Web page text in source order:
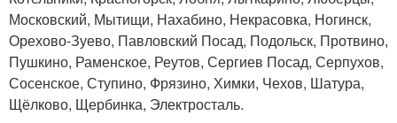
Московский, Мытищи, Нахабино, Некрасовка, Ногинск,
Орехово-Зуево, Павловский Посад, Подольск, Протвино,
Пушкино, Раменское, Реутов, Сергиев Посад, Серпухов,
Сосенское, Ступино, Фрязино, Химки, Чехов, Шатура,
Щёлково, Щербинка, Электросталь.